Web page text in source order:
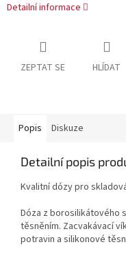
Detailní informace
ZEPTAT SE HLÍDAT
Popis Diskuze
Detailní popis
Kvalitní dózy pro
Dóza z borosilikátového
těsněním. Zacvakávací
potravin a silikonové